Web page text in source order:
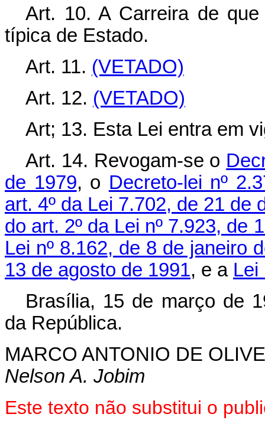
Art. 10. A Carreira de
típica de Estado.
Art. 11. (VETADO)
Art. 12. (VETADO)
Art; 13. Esta Lei entra em
Art. 14. Revogam-se o
de 1979, o Decreto-lei nº
art. 4º da Lei 7.702, de 21 de
do art. 2º da Lei nº 7.923, de
Lei nº 8.162, de 8 de janeiro
13 de agosto de 1991, e a Lei
Brasília, 15 de março de
da República.
MARCO ANTONIO DE
Nelson A. Jobim
Este texto não substitui o